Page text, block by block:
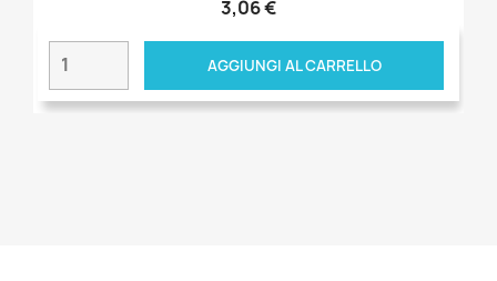
3,06 €
AGGIUNGI AL CARRELLO